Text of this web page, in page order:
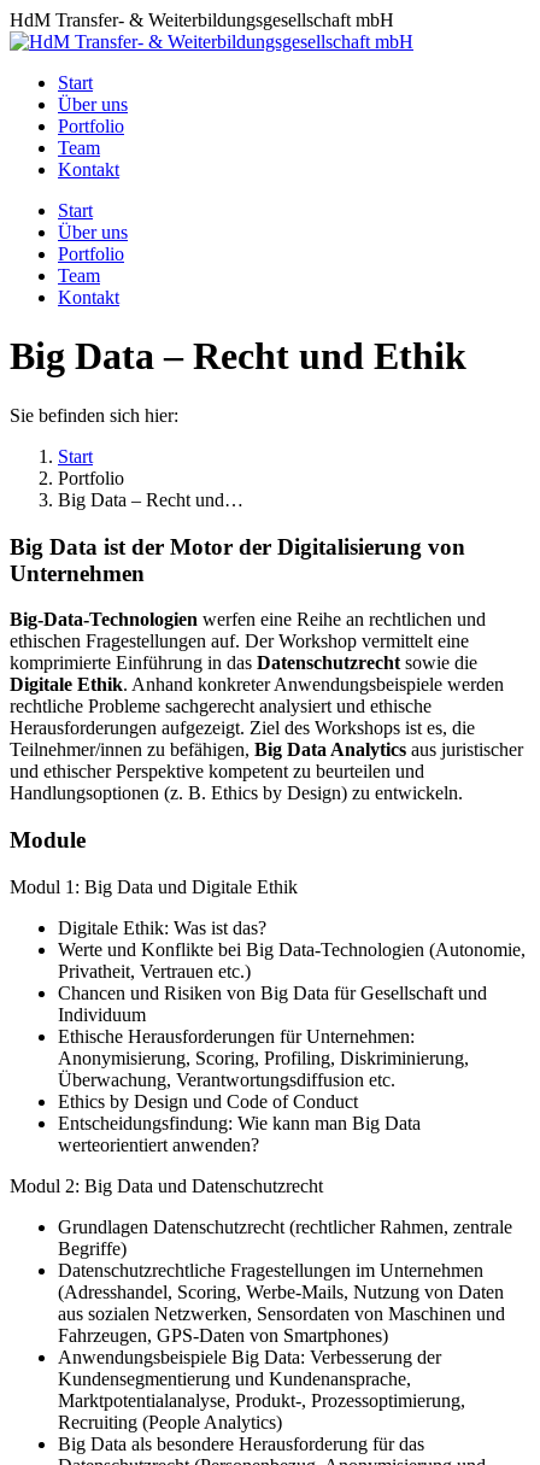
Zum
Inhalt
HdM Transfer- & Weiterbildungsgesellschaft mbH
Start
Über uns
Portfolio
Team
Kontakt
Start
Über uns
Portfolio
Team
Kontakt
Big Data – Recht und Ethik
Sie befinden sich hier:
Start
Portfolio
Big Data – Recht und…
Big Data ist der Motor der Digitalisierung von
Unternehmen
Big-Data-Technologien werfen eine Reihe an rechtlichen und
ethischen Fragestellungen auf. Der Workshop vermittelt eine
komprimierte Einführung in das Datenschutzrecht sowie die
Digitale Ethik. Anhand konkreter Anwendungsbeispiele werden
rechtliche Probleme sachgerecht analysiert und ethische
Herausforderungen aufgezeigt. Ziel des Workshops ist es, die
Teilnehmer/innen zu befähigen, Big Data Analytics aus juristischer
und ethischer Perspektive kompetent zu beurteilen und
Handlungsoptionen (z. B. Ethics by Design) zu entwickeln.
Module
Modul 1: Big Data und Digitale Ethik
Digitale Ethik: Was ist das?
Werte und Konflikte bei Big Data-Technologien (Autonomie,
Privatheit, Vertrauen etc.)
Chancen und Risiken von Big Data für Gesellschaft und
Individuum
Ethische Herausforderungen für Unternehmen:
Anonymisierung, Scoring, Profiling, Diskriminierung,
Überwachung, Verantwortungsdiffusion etc.
Ethics by Design und Code of Conduct
Entscheidungsfindung: Wie kann man Big Data
werteorientiert anwenden?
Modul 2: Big Data und Datenschutzrecht
Grundlagen Datenschutzrecht (rechtlicher Rahmen, zentrale
Begriffe)
Datenschutzrechtliche Fragestellungen im Unternehmen
(Adresshandel, Scoring, Werbe-Mails, Nutzung von Daten
aus sozialen Netzwerken, Sensordaten von Maschinen und
Fahrzeugen, GPS-Daten von Smartphones)
Anwendungsbeispiele Big Data: Verbesserung der
Kundensegmentierung und Kundenansprache,
Marktpotentialanalyse, Produkt-, Prozessoptimierung,
Recruiting (People Analytics)
Big Data als besondere Herausforderung für das